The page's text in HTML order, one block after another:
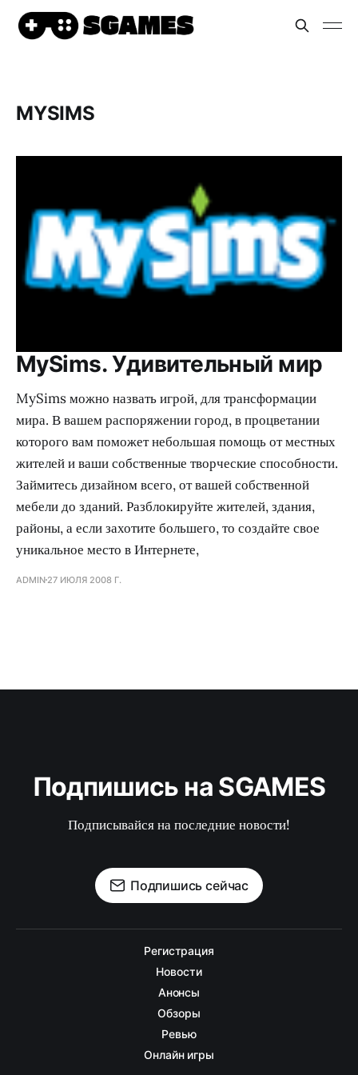
MYSIMS
MySims. Удивительный мир
MySims можно назвать игрой, для трансформации
мира. В вашем распоряжении город, в процветании
которого вам поможет небольшая помощь от местных
жителей и ваши собственные творческие способности.
Займитесь дизайном всего, от вашей собственной
мебели до зданий. Разблокируйте жителей, здания,
районы, а если захотите большего, то создайте свое
уникальное место в Интернете,
ADMIN 27 ИЮЛЯ 2008 Г.
Подпишись на SGAMES
Подписывайся на последние новости!
Подпишись сейчас
Регистрация
Новости
Анонсы
Обзоры
Ревью
Онлайн игры